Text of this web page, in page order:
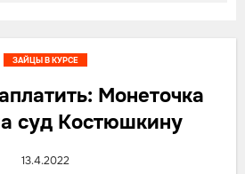
Монеточка
суд Костюшкину
13.4.2022
ЗАЙЦЫ В КУРСЕ